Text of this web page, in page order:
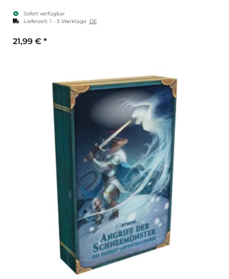
Sofort verfügbar
Lieferzeit: 1 - 3 Werktage DE
21,99 € *